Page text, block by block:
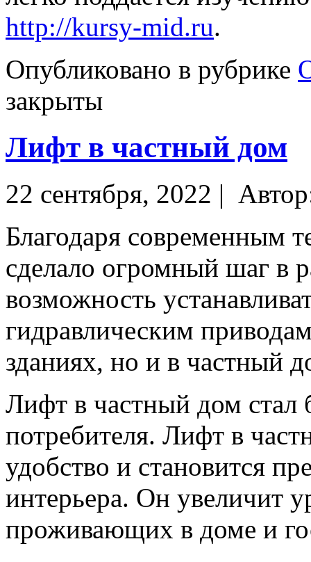
http://kursy-mid.ru.
Опубликовано в рубрике
закрыты
Лифт в частный дом
22 сентября, 2022 |
Благодаря современным
сделало огромный шаг в
возможность
гидравлическим
зданиях, но и в частный
Лифт в частный дом стал
потребителя. Лифт в
удобство и становится
интерьера. Он увеличит
проживающих в доме и